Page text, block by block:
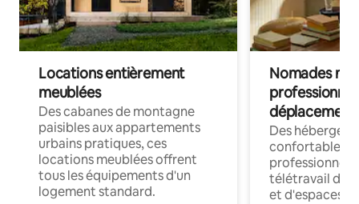
Locations entièrement
meublées
Des cabanes de montagne
paisibles aux appartements
urbains pratiques, ces
locations meublées offrent
tous les équipements d'un
logement standard.
Nomades
déplacement
Des
confortables
professionnels
télétravail
et d'espaces